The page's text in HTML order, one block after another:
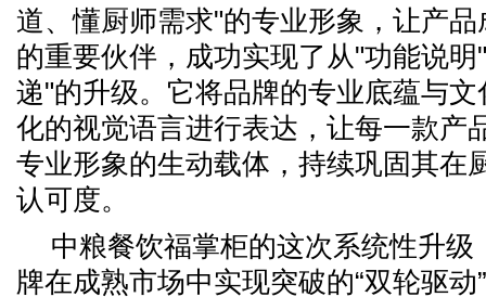
道、懂厨师需求"的专业形象，让产
的重要伙伴，成功实现了从"功能说
递"的升级。它将品牌的专业底蕴与
化的视觉语言进行表达，让每一款产
专业形象的生动载体，持续巩固其在
认可度。
中粮餐饮福掌柜的这次系统性升级
牌在成熟市场中实现突破的“双轮驱